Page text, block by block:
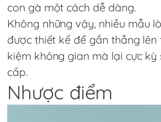
con gà một cách dễ dàng.
Không những vậy, nhiều mẫu
được thiết kế để gắn thẳng lên
kiệm không gian mà lại cực kỳ
cấp.
Nhược điểm